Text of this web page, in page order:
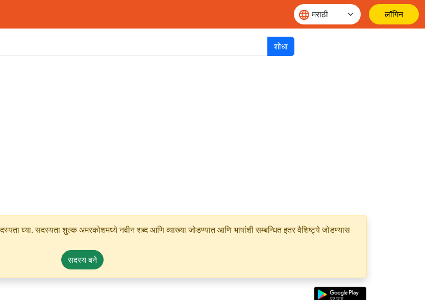
लॉगिन
शोधा
घ्या. सदस्यता शुल्क अमरकोशमध्ये नवीन शब्द आणि व्याख्या जोडण्यात आणि भाषांशी सम्बन्धित इतर वैशिष्ट्ये जोडण्यास
सदस्य बने